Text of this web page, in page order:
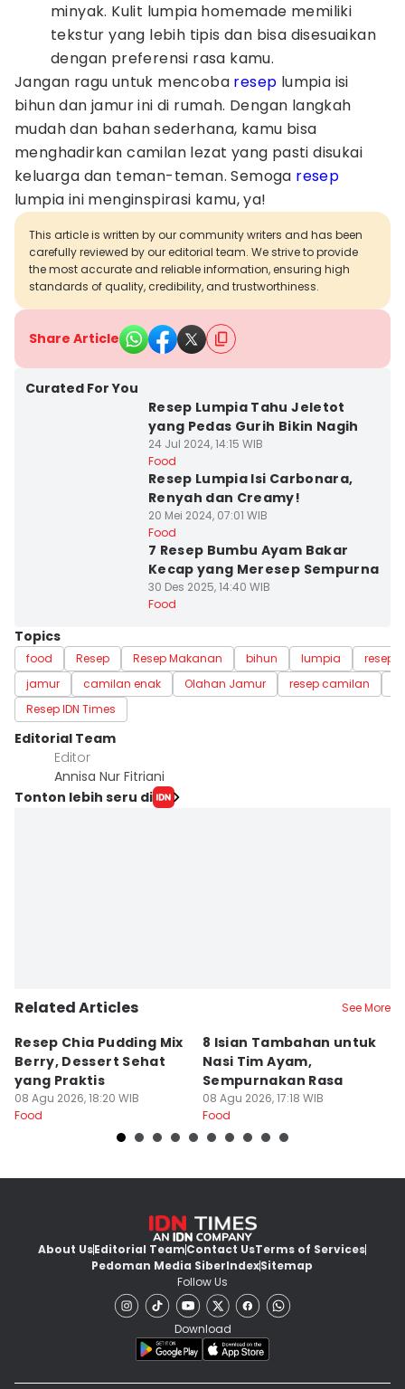
minyak. Kulit lumpia homemade memiliki
tekstur yang lebih tipis dan bisa disesuaikan
dengan preferensi rasa kamu.
Jangan ragu untuk mencoba resep lumpia isi
bihun dan jamur ini di rumah. Dengan langkah
mudah dan bahan sederhana, kamu bisa
menghadirkan camilan lezat yang pasti disukai
keluarga dan teman-teman. Semoga resep
lumpia ini menginspirasi kamu, ya!
This article is written by our community writers and has been
carefully reviewed by our editorial team. We strive to provide
the most accurate and reliable information, ensuring high
standards of quality, credibility, and trustworthiness.
Share Article
Curated For You
Resep Lumpia Tahu Jeletot
yang Pedas Gurih Bikin Nagih
24 Jul 2024, 14:15 WIB
Food
Resep Lumpia Isi Carbonara,
Renyah dan Creamy!
20 Mei 2024, 07:01 WIB
Food
7 Resep Bumbu Ayam Bakar
Kecap yang Meresep Sempurna
30 Des 2025, 14:40 WIB
Food
Topics
food Resep Resep Makanan bihun lumpia
resep
jamur
camilan enak Olahan Jamur resep camilan
Resep IDN Times
Editorial Team
Editor
Annisa Nur Fitriani
Tonton lebih seru di
Related Articles See More
Resep Chia Pudding Mix
Berry, Dessert Sehat
yang Praktis
08 Agu 2026, 18:20 WIB
Food
8 Isian Tambahan untuk
Nasi Tim Ayam,
Sempurnakan Rasa
08 Agu 2026, 17:18 WIB
Food
About UsEditorial TeamContact UsTerms of Services
Pedoman Media SiberIndexSitemap
Follow Us
Download